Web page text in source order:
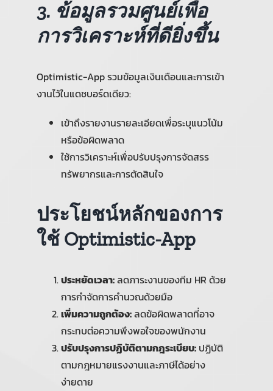
3. ข้อมูลรวมศูนย์เพื่อ
การวิเคราะห์ที่ดียิ่งขึ้น
Optimistic-App รวมข้อมูลเงินเดือนและการเข้า
งานไว้ในแดชบอร์ดเดียว:
เข้าถึงรายงานรายละเอียดเพื่อระบุแนวโน้ม
หรือข้อผิดพลาด
ใช้การวิเคราะห์เพื่อปรับปรุงการจัดสรร
ทรัพยากรและการตัดสินใจ
ประโยชน์หลักของการ
ใช้ Optimistic-App
ประหยัดเวลา:ลดภาระงานของทีม HR ด้วย
การกำจัดการคำนวณด้วยมือ
เพิ่มความถูกต้อง:ลดข้อผิดพลาดที่อาจ
กระทบต่อความพึงพอใจของพนักงาน
ปรับปรุงการปฏิบัติตามกฎระเบียบ:ปฏิบัติ
ตามกฎหมายแรงงานและภาษีได้อย่าง
ง่ายดาย